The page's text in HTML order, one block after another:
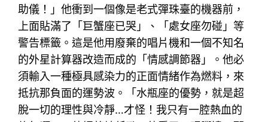
助儀！」他衝到一個像是老式彈珠臺的機器前，
上面貼滿了「巨蟹座已哭」、「處女座勿碰」等
警告標籤。這是他用廢棄的唱片機和一個不知名
的外星計算器改造而成的「情感調節器」。他必
須輸入一種極具感染力的正面情緒作為燃料，來
抵抗那負面的運勢波。「水瓶座的優勢，就是超
脫一切的理性與冷靜…才怪！我只有一腔熱血的